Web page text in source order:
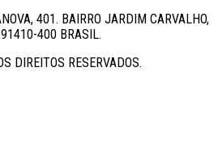
401. BAIRRO JARDIM CARVALHO,
91410-400 BRASIL.
DIREITOS RESERVADOS.